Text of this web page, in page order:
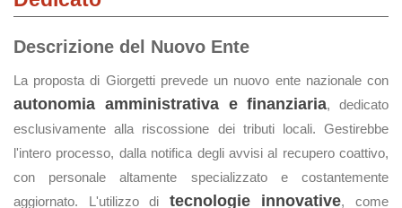
Descrizione del Nuovo Ente
La proposta di Giorgetti prevede un nuovo ente nazionale con
autonomia amministrativa e finanziaria, dedicato
esclusivamente alla riscossione dei tributi locali. Gestirebbe
l'intero processo, dalla notifica degli avvisi al recupero coattivo,
con personale altamente specializzato e costantemente
aggiornato. L'utilizzo di tecnologie innovative, come